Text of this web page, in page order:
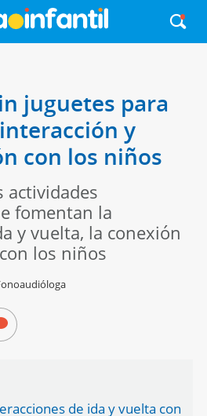
juguetes para
y
con los niños
actividades
fomentan la
y vuelta, la conexión
los niños
de ida y vuelta con